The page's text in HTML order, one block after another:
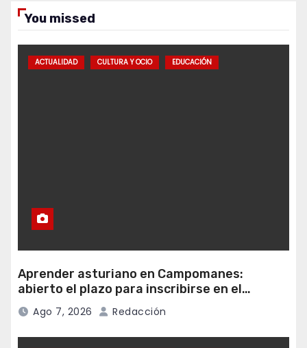
You missed
ACTUALIDAD CULTURA Y OCIO EDUCACIÓN
Aprender asturiano en Campomanes:
abierto el plazo para inscribirse en el
programa Falamos
Ago 7, 2026 Redacción